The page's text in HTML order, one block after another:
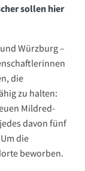
sollen hier
Würzburg –
die
zu halten:
Mildred-
davon fünf
die
beworben.